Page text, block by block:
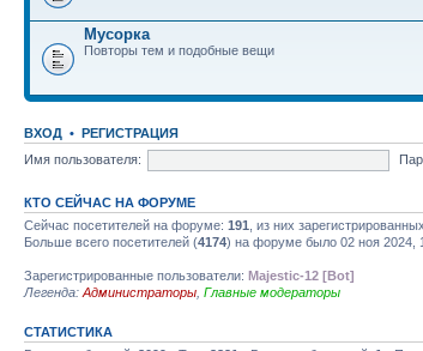
Мусорка
Повторы тем и подобные вещи
ВХОД • РЕГИСТРАЦИЯ
Имя пользователя:
КТО СЕЙЧАС НА ФОРУМЕ
Сейчас посетителей на форуме: 191 , из них
Больше всего посетителей (4174) на форуме было 02 ноя 2024,
Зарегистрированные пользователи: Majestic-12 [Bot]
Легенда: Администраторы Главные модераторы
СТАТИСТИКА